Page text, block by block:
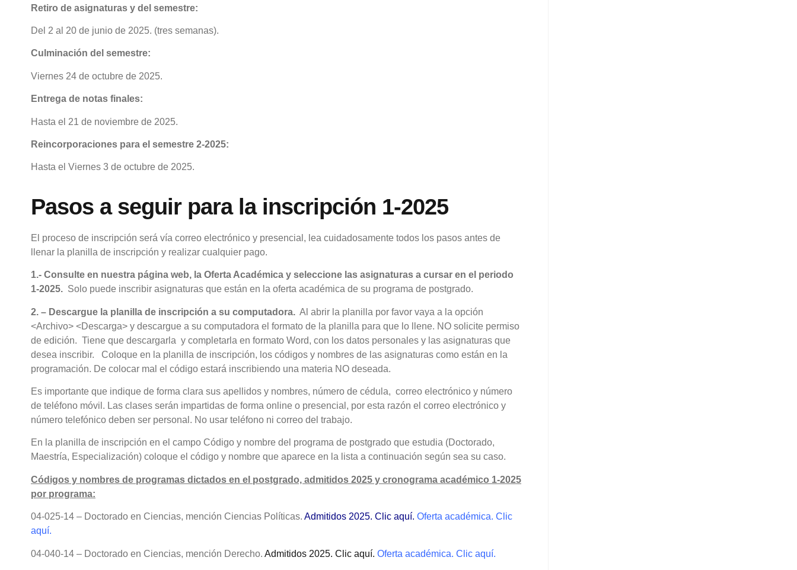
Retiro de asignaturas y del semestre:
Del 2 al 20 de junio de 2025. (tres semanas).
Culminación del semestre:
Viernes 24 de octubre de 2025.
Entrega de notas finales:
Hasta el 21 de noviembre de 2025.
Reincorporaciones para el semestre 2-2025:
Hasta el Viernes 3 de octubre de 2025.
Pasos a seguir para la inscripción 1-2025
El proceso de inscripción será vía correo electrónico y presencial, lea cuidadosamente todos los pasos antes de
llenar la planilla de inscripción y realizar cualquier pago.
1.- Consulte en nuestra página web, la Oferta Académica y seleccione las asignaturas a cursar en el periodo
1-2025. Solo puede inscribir asignaturas que están en la oferta académica de su programa de postgrado.
2. – Descargue la planilla de inscripción a su computadora. Al abrir la planilla por favor vaya a la opción
<Archivo> <Descarga> y descargue a su computadora el formato de la planilla para que lo llene. NO solicite permiso
de edición. Tiene que descargarla y completarla en formato Word, con los datos personales y las asignaturas que
desea inscribir. Coloque en la planilla de inscripción, los códigos y nombres de las asignaturas como están en la
programación. De colocar mal el código estará inscribiendo una materia NO deseada.
Es importante que indique de forma clara sus apellidos y nombres, número de cédula, correo electrónico y número
de teléfono móvil. Las clases serán impartidas de forma online o presencial, por esta razón el correo electrónico y
número telefónico deben ser personal. No usar teléfono ni correo del trabajo.
En la planilla de inscripción en el campo Código y nombre del programa de postgrado que estudia (Doctorado,
Maestría, Especialización) coloque el código y nombre que aparece en la lista a continuación según sea su caso.
Códigos y nombres de programas dictados en el postgrado, admitidos 2025 y cronograma académico 1-2025
por programa:
04-025-14 – Doctorado en Ciencias, mención Ciencias Políticas. Admitidos 2025. Clic aquí. Oferta académica. Clic
aquí.
04-040-14 – Doctorado en Ciencias, mención Derecho. Admitidos 2025. Clic aquí. Oferta académica. Clic aquí.